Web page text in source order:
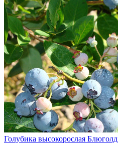
Голубика высокорослая Блюголд